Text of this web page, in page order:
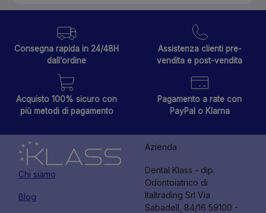
Consegna rapida in 24/48H
dall’ordine
Assistenza clienti pre-
vendita e post-vendita
Acquisto 100% sicuro con
più metodi di pagamento
Pagamento a rate con
PayPal o Klarna
Chi siamo
Blog
Azienda
Dental Klass - dip.
Odontoiatrico di
Italtrading Srl Via
Sabadell, 84/16 59100 -